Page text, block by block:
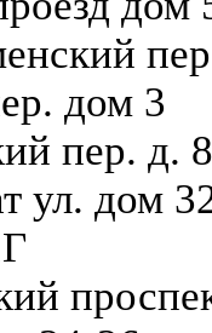
дом 3
пер. д. 8
ул. дом